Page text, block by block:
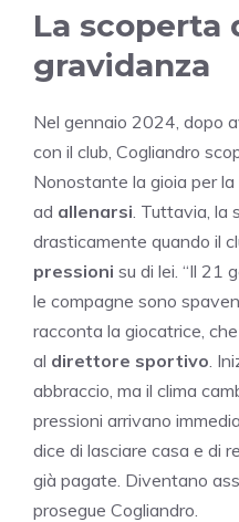
La scoperta
gravidanza
Nel gennaio 2024, dopo
con il club, Cogliandro
Nonostante la gioia per
ad allenarsi . Tuttavia,
drasticamente quando il
pressioni su di lei. “Il 21
le compagne sono
racconta la giocatrice,
al direttore sportivo .
abbraccio, ma il clima
pressioni arrivano
dice di lasciare casa e di
già pagate. Diventano
prosegue Cogliandro.